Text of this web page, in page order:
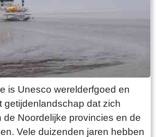
de binnenkant ook de moeite
een aantal historische houten
de muur. In de huizen brandt
Aan de andere kant van de
naar beneden, nu via voetpad
Als je daarna links aanhoudt
weer uit waar je bent begonnen.
te stellen dat een dergelijk
is gemaakt.
is Unesco werelderfgoed en
getijdenlandschap dat zich
de Noordelijke provincies en de
Vele duizenden jaren hebben